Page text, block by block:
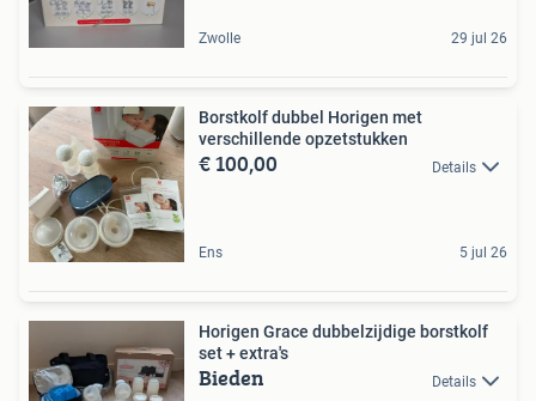
Zwolle 29 jul 26
Borstkolf dubbel Horigen met
verschillende opzetstukken
€ 100,00 Details
Ens 5 jul 26
Horigen Grace dubbelzijdige borstkolf
set + extra's
Bieden Details